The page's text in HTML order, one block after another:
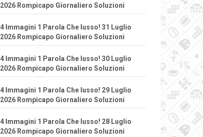
2026 Rompicapo Giornaliero Soluzioni
4 Immagini 1 Parola Che lusso! 31 Luglio
2026 Rompicapo Giornaliero Soluzioni
4 Immagini 1 Parola Che lusso! 30 Luglio
2026 Rompicapo Giornaliero Soluzioni
4 Immagini 1 Parola Che lusso! 29 Luglio
2026 Rompicapo Giornaliero Soluzioni
4 Immagini 1 Parola Che lusso! 28 Luglio
2026 Rompicapo Giornaliero Soluzioni